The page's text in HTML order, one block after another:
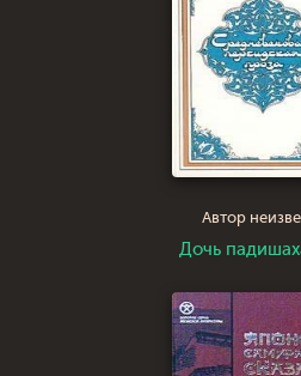
Автор
Дочь